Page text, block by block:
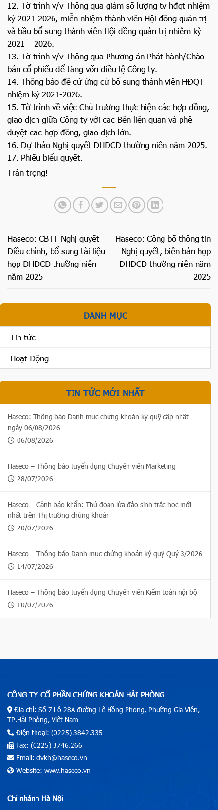
12. Tờ trình v/v Thông qua giảm số lượng tv hđqt nhiệm
kỳ 2021-2026, miễn nhiệm thành viên Hội đồng quản trị
và bầu bổ sung thành viên Hội đồng quản trị nhiệm kỳ
2021 – 2026.
13. Tờ trình v/v Thông qua Phương án Phát hành/Chào
bán cổ phiếu để tăng vốn điều lệ Công ty.
14. Thông báo đề cử ứng cử bổ sung thành viên HĐQT
nhiệm kỳ 2021-2026.
15. Tờ trình về việc Chủ trương thực hiện các hợp đồng,
giao dịch giữa Công ty với các Bên liên quan và phê
duyệt các hợp đồng, giao dịch lớn.
16. Dự thảo Nghị quyết ĐHĐCĐ thường niên năm 2025.
17. Phiếu biểu quyết.
Trân trọng!
Haseco: CBTT Nghị quyết
Điều chỉnh, bổ sung tài liệu
họp ĐHĐCĐ thường niên
năm 2025
Haseco: Công bố thông tin
Nghị quyết, biên bản họp
ĐHĐCĐ thường niên năm
2025
DANH MỤC
Tin tức
Hoạt Động
TIN TỨC MỚI NHẤT
Haseco: Thông báo Danh mục chứng khoán ký quỹ cập nhật
ngày 06/08/2026
06/08/2026
Haseco – Thông báo tuyển dụng Chuyên viên Marketing
28/07/2026
Haseco – Cảnh báo khẩn: Thủ đoạn lừa đảo sinh trắc học mới
nhất trên Thị trường chứng khoán
20/07/2026
Haseco – Thông báo Danh mục chứng khoán ký quỹ Quý 3/2026
14/07/2026
Haseco – Thông báo tuyển dụng Chuyên viên Kiểm toán nội bộ
10/07/2026
CÔNG TY CỔ PHẦN CHỨNG KHOÁN HẢI PHÒNG
Địa chỉ: Số 7 Lô 28A đường Lê Hồng Phong, Phường Gia Viên,
TP.Hải Phòng, Việt Nam
Điện thoại: (0225) 3842.335
Fax: (0225) 3746.266
Email: dvkh@haseco.vn
Website: www.haseco.vn
Chi nhánh Hà Nội